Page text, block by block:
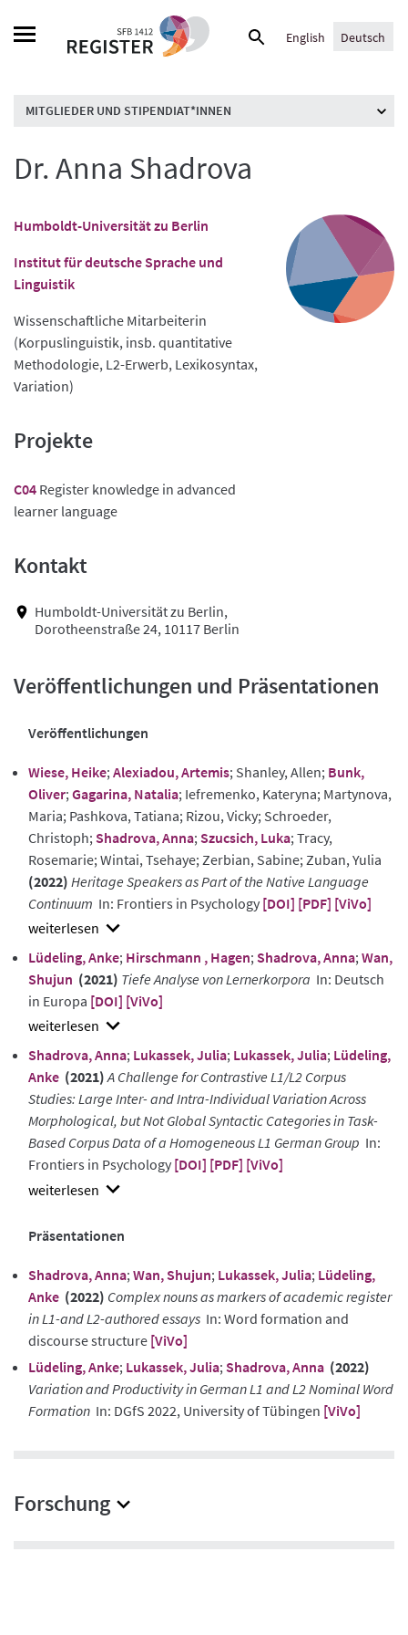
Suche
English Deutsch
MITGLIEDER UND STIPENDIAT*INNEN
Dr. Anna Shadrova
Humboldt-Universität zu Berlin
Institut für deutsche Sprache und
Linguistik
Wissenschaftliche Mitarbeiterin
(Korpuslinguistik, insb. quantitative
Methodologie, L2-Erwerb, Lexikosyntax,
Variation)
Projekte
C04 Register knowledge in advanced
learner language
Kontakt
Humboldt-Universität zu Berlin,
Dorotheenstraße 24, 10117 Berlin
Veröffentlichungen und Präsentationen
Veröffentlichungen
Wiese, Heike; Alexiadou, Artemis; Shanley, Allen; Bunk,
Oliver; Gagarina, Natalia; Iefremenko, Kateryna; Martynova,
Maria; Pashkova, Tatiana; Rizou, Vicky; Schroeder,
Christoph; Shadrova, Anna; Szucsich, Luka; Tracy,
Rosemarie; Wintai, Tsehaye; Zerbian, Sabine; Zuban, Yulia
(2022) Heritage Speakers as Part of the Native Language
Continuum In: Frontiers in Psychology [DOI] [PDF] [ViVo]
show
abstract
Lüdeling, Anke; Hirschmann , Hagen; Shadrova, Anna; Wan,
Shujun (2021) Tiefe Analyse von Lernerkorpora In: Deutsch
in Europa [DOI] [ViVo]
show
abstract
Shadrova, Anna; Lukassek, Julia; Lukassek, Julia; Lüdeling,
Anke (2021) A Challenge for Contrastive L1/L2 Corpus
Studies: Large Inter- and Intra-Individual Variation Across
Morphological, but Not Global Syntactic Categories in Task-
Based Corpus Data of a Homogeneous L1 German Group In:
Frontiers in Psychology [DOI] [PDF] [ViVo]
show
Präsentationen
Shadrova, Anna; Wan, Shujun; Lukassek, Julia; Lüdeling,
Anke (2022) Complex nouns as markers of academic register
in L1-and L2-authored essays In: Word formation and
discourse structure [ViVo]
Lüdeling, Anke; Lukassek, Julia; Shadrova, Anna (2022)
Variation and Productivity in German L1 and L2 Nominal Word
Formation In: DGfS 2022, University of Tübingen [ViVo]
Forschung